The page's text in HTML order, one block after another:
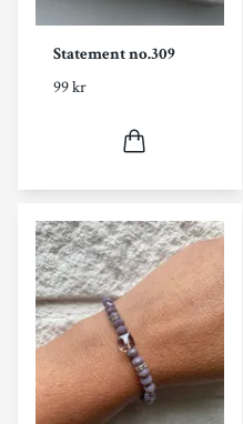
Statement no.309
99 kr